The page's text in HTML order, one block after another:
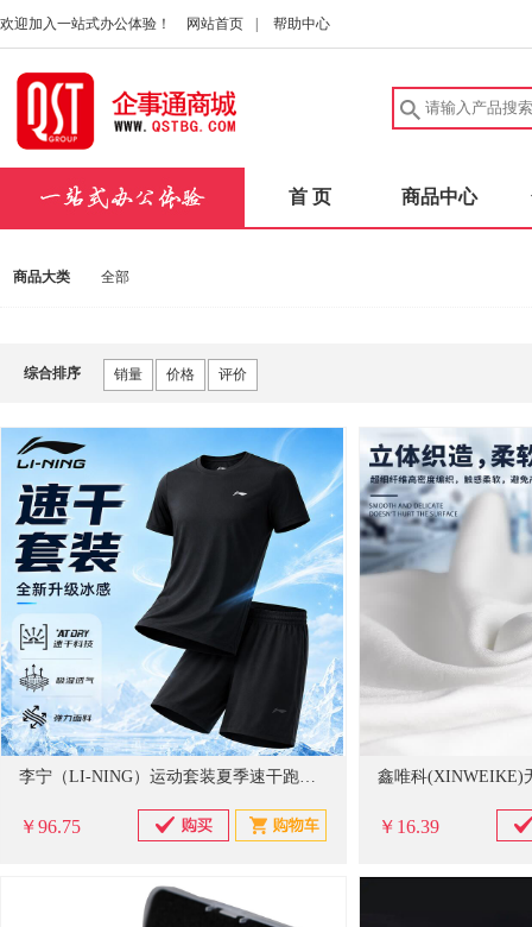
欢迎加入一站式办公体验！ 网站首页 帮助中心
首 页 商品中心
商品大类 全部
综合排序 销量 价格 评价
李宁（LI-NING）运动套装夏季速干跑步男士冰丝短袖短裤T恤篮球羽毛球健身训练服
￥96.75 ￥16.39